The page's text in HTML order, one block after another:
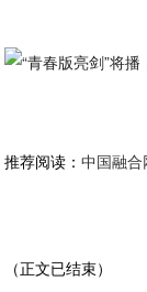
推荐阅读：中国融合
（正文已结束）